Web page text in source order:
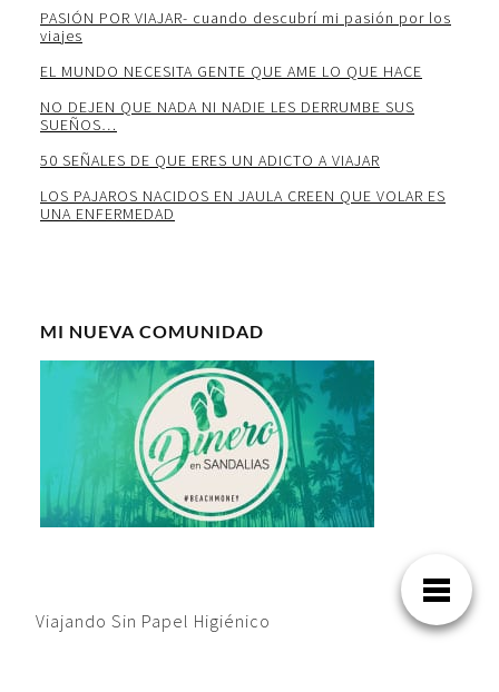
PASIÓN POR VIAJAR- cuando descubrí mi pasión por los
viajes
EL MUNDO NECESITA GENTE QUE AME LO QUE HACE
NO DEJEN QUE NADA NI NADIE LES DERRUMBE SUS
SUEÑOS…
50 SEÑALES DE QUE ERES UN ADICTO A VIAJAR
LOS PAJAROS NACIDOS EN JAULA CREEN QUE VOLAR ES
UNA ENFERMEDAD
MI NUEVA COMUNIDAD
Viajando Sin Papel Higiénico